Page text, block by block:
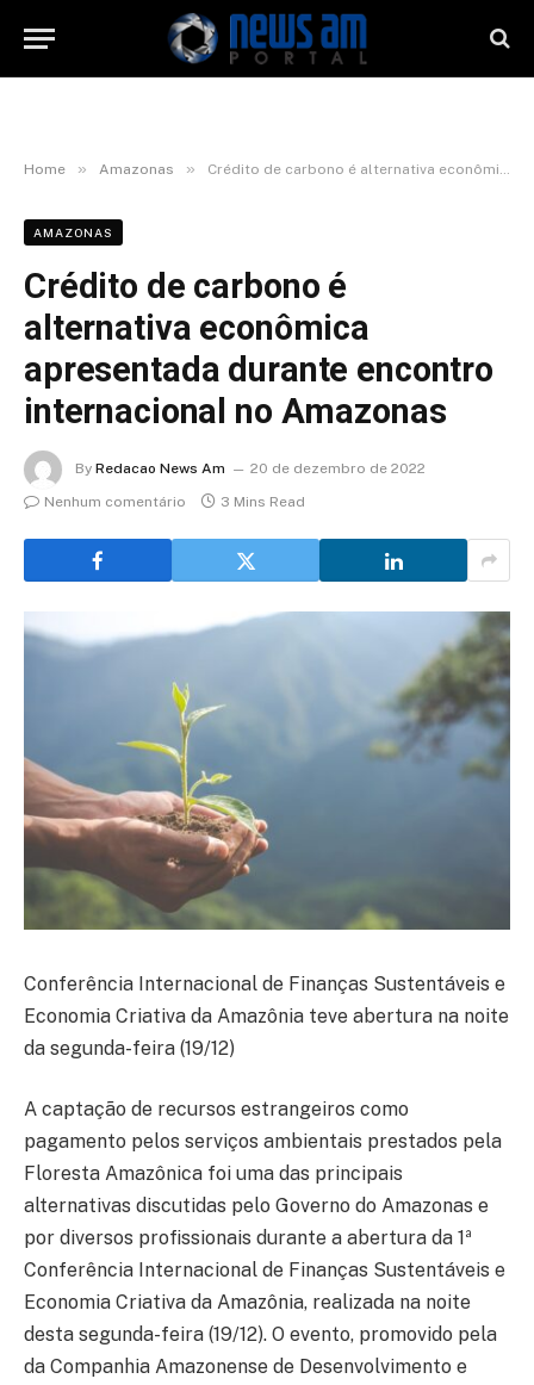
Home » Amazonas » Crédito de carbono é alternativa econômica apresentada durante encontro internacional no Amazonas
AMAZONAS
Crédito de carbono é
alternativa econômica
apresentada durante encontro
internacional no Amazonas
By Redacao News Am
20 de dezembro de 2022
Nenhum comentário
3 Mins Read
Conferência Internacional de Finanças Sustentáveis e
Economia Criativa da Amazônia teve abertura na noite
da segunda-feira (19/12)
A captação de recursos estrangeiros como
pagamento pelos serviços ambientais prestados pela
Floresta Amazônica foi uma das principais
alternativas discutidas pelo Governo do Amazonas e
por diversos profissionais durante a abertura da 1ª
Conferência Internacional de Finanças Sustentáveis e
Economia Criativa da Amazônia, realizada na noite
desta segunda-feira (19/12). O evento, promovido pela
da Companhia Amazonense de Desenvolvimento e